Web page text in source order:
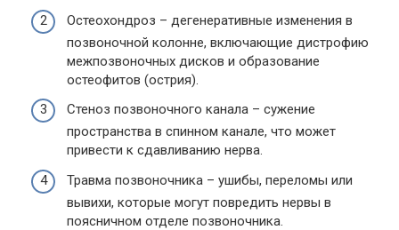
Остеохондроз – дегенеративные изменения в
позвоночной колонне, включающие дистрофию
межпозвоночных дисков и образование
остеофитов (острия).
Стеноз позвоночного канала – сужение
пространства в спинном канале, что может
привести к сдавливанию нерва.
Травма позвоночника – ушибы, переломы или
вывихи, которые могут повредить нервы в
поясничном отделе позвоночника.